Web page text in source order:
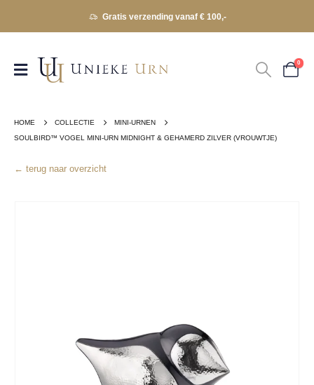
Gratis verzending vanaf € 100,-
0
HOME COLLECTIE
MINI-URNEN
SOULBIRD™ VOGEL MINI-URN MIDNIGHT & GEHAMERD ZILVER (VROUWTJE)
← terug naar overzicht